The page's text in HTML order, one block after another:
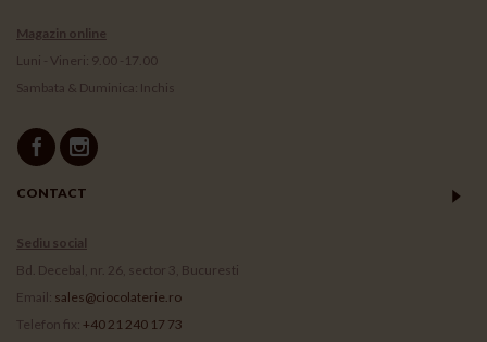
Magazin online
Luni - Vineri: 9.00 -17.00
Sambata & Duminica: Inchis
CONTACT
Sediu social
Bd. Decebal, nr. 26, sector 3, Bucuresti
Email: sales@ciocolaterie.ro
Telefon fix: +40 21 240 17 73